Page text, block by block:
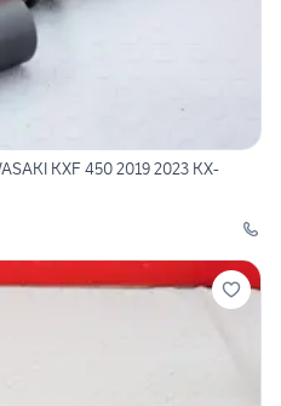
KXF 450 2019 2023 KX-